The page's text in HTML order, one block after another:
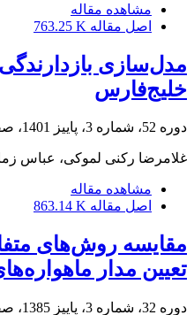
مشاهده مقاله
اصل مقاله 763.25 K
مدل‌سازی
خلیج‌فارس
دوره 52، شماره 3، پاییز 1401، صفحه
غلامرضا رکنی لموکی، عباس
مشاهده مقاله
اصل مقاله 863.14 K
مقایسه روش‌های
تعیین مدار
دوره 32، شماره 3، پاییز 1385، صفحه